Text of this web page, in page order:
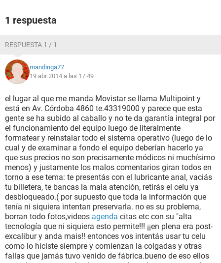
1 respuesta
RESPUESTA 1 / 1
mandinga77
19 abr 2014 a las 17:49
el lugar al que me manda Movistar se llama Multipoint y
está en Av. Córdoba 4860 te.43319000 y parece que esta
gente se ha subido al caballo y no te da garantía integral por
el funcionamiento del equipo luego de literalmente
formatear y reinstalar todo el sistema operativo (luego de lo
cual y de examinar a fondo el equipo deberían hacerlo ya
que sus precios no son precisamente módicos ni muchísimo
menos) y justamente los malos comentarios giran todos en
torno a ese tema: te presentás con el lubricante anal, vaciás
tu billetera, te bancas la mala atención, retirás el celu ya
desbloqueado.( por supuesto que toda la información que
tenía ni siquiera intentan preservarla. no es su problema,
borran todo fotos,videos agenda citas etc con su "alta
tecnología que ni siquiera esto permite!!! ¡¡en plena era post-
excalibur y anda mais!! entonces vos intentás usar tu celu
como lo hiciste siempre y comienzan la colgadas y otras
fallas que jamás tuvo venido de fábrica.bueno de eso ellos